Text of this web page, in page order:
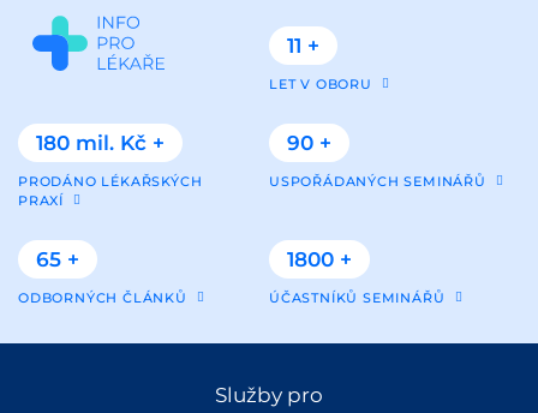
11 +
LET V OBORU
180 mil. Kč +
PRODÁNO LÉKAŘSKÝCH
PRAXÍ
90 +
USPOŘÁDANÝCH SEMINÁŘŮ
65 +
ODBORNÝCH ČLÁNKŮ
1800 +
ÚČASTNÍKŮ SEMINÁŘŮ
Služby pro